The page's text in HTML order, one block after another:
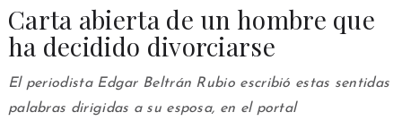
Carta abierta de un hombre que
ha decidido divorciarse
El periodista Edgar Beltrán Rubio escribió estas sentidas
palabras dirigidas a su esposa, en el portal